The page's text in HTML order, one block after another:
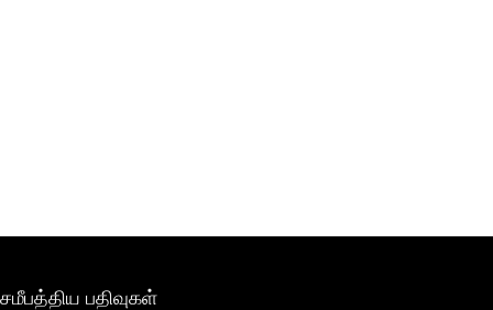
சமீபத்திய பதிவுகள்